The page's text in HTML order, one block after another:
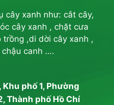
cây xanh như: cắt cây,
cây xanh , chặt cưa
trồng ,di dời cây xanh ,
canh ….
Khu phố 1, Phường
Thành phố Hồ Chí